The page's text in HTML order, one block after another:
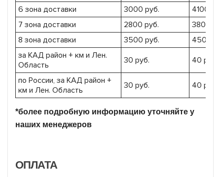
6 зона доставки
3000 руб.
4100
7 зона доставки
2800 руб.
3800
8 зона доставки
3500 руб.
4500
за КАД район + км и Лен.
Область
30 руб. 40 руб.
по России, за КАД район +
км и Лен. Область
30 руб. 40 руб.
*более подробную информацию уточняйте у
наших менеджеров
ОПЛАТА